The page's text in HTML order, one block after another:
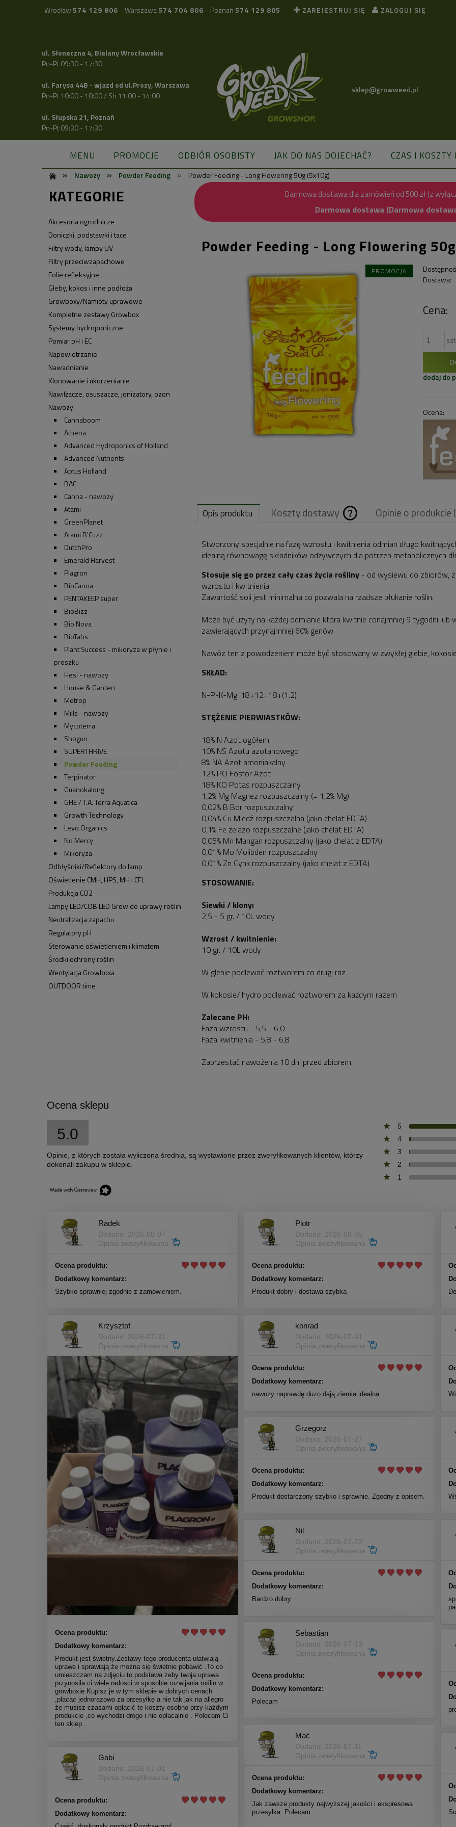
Wrocław 574 129 806 Warszawa574 704 806 Poznań 574 129 805 ZAREJESTRUJ SIĘ ZALOGUJ SIĘ
ul. Słoneczna 4, Bielany Wrocławskie
Pn-Pt 09:30 - 17:30
ul. Farysa 44B - wjazd od ul.Prozy, Warszawa
Pn-Pt 10:00 - 18:00 / Sb 11:00 - 14:00
ul. Słupska 21, Poznań
Pn-Pt 09:30 - 17:30
sklep@growweed.pl
MENU PROMOCJE ODBIÓR OSOBISTY JAK DO NAS DOJECHAĆ? CZAS I KOSZTY
BLOG
» Nawozy » Powder Feeding » Powder Feeding - Long Flowering 50g (5x10g)
KATEGORIE
Akcesoria ogrodnicze
Doniczki, podstawki i tace
Filtry wody, lampy UV
Filtry przeciwzapachowe
Folie refleksyjne
Gleby, kokos i inne podłoża
Growboxy/Namioty uprawowe
Kompletne zestawy Growbox
Systemy hydroponiczne
Pomiar pH i EC
Napowietrzanie
Nawadnianie
Klonowanie i ukorzenianie
Nawilżacze, osuszacze, jonizatory, ozon
Nawozy
Cannaboom
Athena
Advanced Hydroponics of Holland
Advanced Nutrients
Aptus Holland
BAC
Canna - nawozy
Atami
GreenPlanet
Atami B'Cuzz
DutchPro
Emerald Harvest
Plagron
BioCanna
PENTAKEEP super
BioBizz
Bio Nova
BioTabs
Plant Success - mikoryza w płynie i
proszku
Hesi - nawozy
House & Garden
Metrop
Mills - nawozy
Mycoterra
Shogun
SUPERTHRIVE
Powder Feeding
Terpinator
Guanokalong
GHE / T.A. Terra Aquatica
Growth Technology
Levo Organics
No Mercy
Mikoryza
Odbłyśniki/Reflektory do lamp
Oświetlenie CMH, HPS, MH i CFL
Produkcja CO2
Lampy LED/COB LED Grow do uprawy roślin
Neutralizacja zapachu
Regulatory pH
Sterowanie oświetleniem i klimatem
Środki ochrony roślin
Wentylacja Growboxa
OUTDOOR time
Darmowa dostawa dla zamówień od 500 zł (z
Darmowa dostawa (Darmowa
Powder Feeding - Long Flowering
PROMOCJA
Dostawa:
Cena:
szt.
dodaj do
Ocena:
Opis produktu Koszty dostawy
Cena nie zawiera
ewentualnych
kosztów
Opinie o produkcie
Stworzony specjalnie na fazę wzrostu i kwitnienia odmian długo
idealną równowagę składników odżywczych dla potrzeb metabolicznych
Stosuje się go przez cały czas życia rośliny - od wysiewu do zbiorów,
wzrostu i kwitnienia.
Zawartość soli jest minimalna co pozwala na rzadsze płukanie roślin.
Może być użyty na każdej odmianie która kwitnie conajmniej 9 tygodni
zawierających przynajmniej 60% genów.
Nawóz ten z powodzeniem może być stosowany w zwykłej glebie,
SKŁAD:
N-P-K-Mg: 18+12+18+(1.2)
STĘŻENIE PIERWIASTKÓW:
18% N Azot ogółem
10% NS Azotu azotanowego
8% NA Azot amoniakalny
12% PO Fosfor Azot
18% KO Potas rozpuszczalny
1,2% Mg Magnez rozpuszczalny (= 1,2% Mg)
0,02% B Bor rozpuszczalny
0,04% Cu Miedź rozpuszczalna (jako chelat EDTA)
0,1% Fe żelazo rozpuszczalne (jako chelat EDTA)
0,05% Mn Mangan rozpuszczalny (jako chelat z EDTA)
0,01% Mo Molibden rozpuszczalny
0,01% Zn Cynk rozpuszczalny (jako chelat z EDTA)
STOSOWANIE:
Siewki / klony:
2,5 - 5 gr. / 10L wody
Wzrost / kwitnienie:
10 gr. / 10L wody
W glebie podlewać roztworem co drugi raz
W kokosie/ hydro podlewać roztworem za każdym razem
Zalecane PH:
Faza wzrostu - 5,5 - 6,0
Faza kwitnienia - 5,8 - 6,8
Zaprzestać nawożenia 10 dni przed zbiorem.
Ocena sklepu
5.0
Opinie, z których została wyliczona średnia, są wystawione przez zweryfikowanych klientów, którzy
dokonali zakupu w sklepie.
5
4
3
2
1
Radek
Dodano: 2026-08-07
Opinia zweryfikowana
Ocena produktu:
Dodatkowy komentarz:
Szybko sprawniej zgodnie z zamówieniem.
Piotr
Dodano: 2026-08-05
Opinia zweryfikowana
Ocena produktu:
Dodatkowy komentarz:
Produkt dobry i dostawa szybka
Krzysztof
Dodano: 2026-07-31
Opinia zweryfikowana
Ocena produktu:
Dodatkowy komentarz:
Produkt jest świetny.Zestawy tego producenta ułatwiają
uprawe i sprawiają że mozna się świetnie pobawić .To co
umieszczam na zdjęciu to podstawa żeby twoja uprawa
przynosila ci wiele radosci w sposobie rozwijania roślin w
growboxie.Kupisz je w tym sklepie w dobrych cenach
,placąc jednorazowo za przesyłkę a nie tak jak na allegro
że musisz czasami opłacić te koszty osobno przy każdym
produkcie ,co wychodzi drogo i nie opłacalnie . Polecam Ci
ten sklep .
konrad
Dodano: 2026-07-31
Opinia zweryfikowana
Ocena produktu:
Dodatkowy komentarz:
nawozy naprawdę dużo dają ziemia idealna
Grzegorz
Dodano: 2026-07-27
Opinia zweryfikowana
Ocena produktu:
Dodatkowy komentarz:
Produkt dostarczony szybko i sprawnie. Zgodny z opisem.
Nil
Dodano: 2026-07-22
Opinia zweryfikowana
Ocena produktu:
Dodatkowy komentarz:
Bardzo dobry
Sebastian
Dodano: 2026-07-19
Opinia zweryfikowana
Ocena produktu:
Dodatkowy komentarz:
Polecam
Mać
Dodano: 2026-07-11
Opinia zweryfikowana
Ocena produktu:
Dodatkowy komentarz:
Jak zawsze produkty najwyższej jakości i ekspresowa
przesyłka. Polecam
Gabi
Dodano: 2026-07-01
Opinia zweryfikowana
Ocena produktu:
Dodatkowy komentarz: